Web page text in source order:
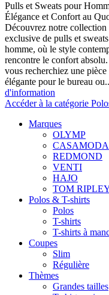
Pulls et Sweats pour
Élégance et Confort au
Découvrez notre collection
exclusive de pulls et
homme, où le style
rencontre le confort
vous recherchiez une pièce
élégante pour le bureau
d'information
Accéder à la catégorie
Marques
OLYMP
CASAMODA
REDMOND
VENTI
HAJO
TOM
Polos & T-shirts
Polos
T-shirts
T-shirts à
Coupes
Slim
Régulière
Thèmes
Grandes tailles